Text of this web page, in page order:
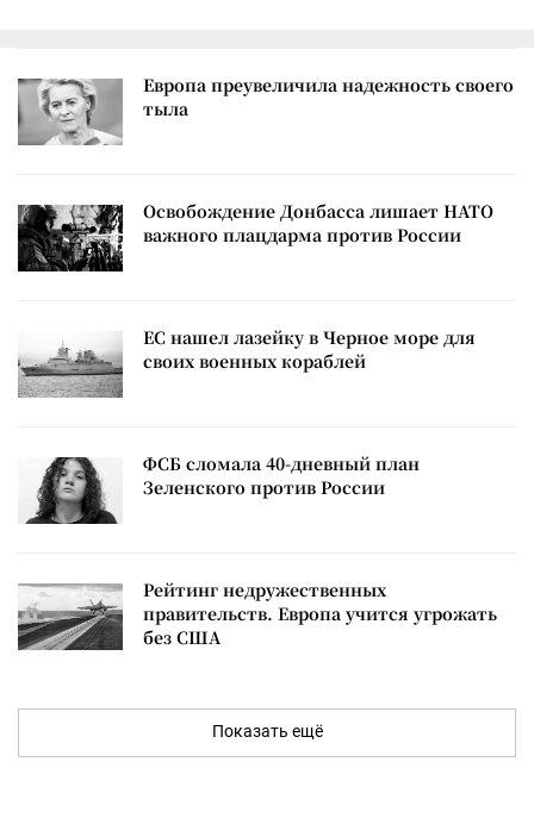
Европа преувеличила надежность своего
тыла
Освобождение Донбасса лишает НАТО
важного плацдарма против России
ЕС нашел лазейку в Черное море для
своих военных кораблей
ФСБ сломала 40-дневный план
Зеленского против России
Рейтинг недружественных
правительств. Европа учится угрожать
без США
Показать ещё